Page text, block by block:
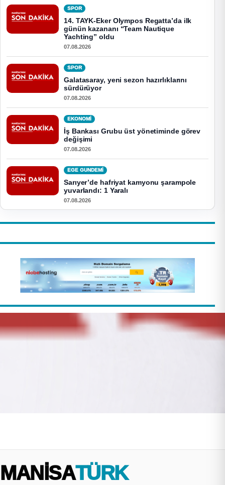
SPOR
14. TAYK-Eker Olympos Regatta’da ilk
günün kazananı “Team Nautique
Yachting” oldu
07.08.2026
SPOR
Galatasaray, yeni sezon hazırlıklarını
sürdürüyor
07.08.2026
EKONOMI
İş Bankası Grubu üst yönetiminde görev
değişimi
07.08.2026
EGE GUNDEMİ
Sarıyer’de hafriyat kamyonu şarampole
yuvarlandı: 1 Yaralı
07.08.2026
MANİSA TÜRK